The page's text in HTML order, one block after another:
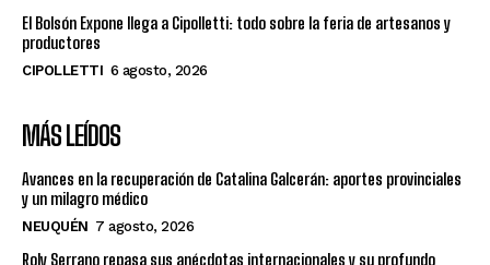
El Bolsón Expone llega a Cipolletti: todo sobre la feria de artesanos y
productores
CIPOLLETTI 6 agosto, 2026
MÁS LEÍDOS
Avances en la recuperación de Catalina Galcerán: aportes provinciales
y un milagro médico
NEUQUÉN 7 agosto, 2026
Roly Serrano repasa sus anécdotas internacionales y su profundo